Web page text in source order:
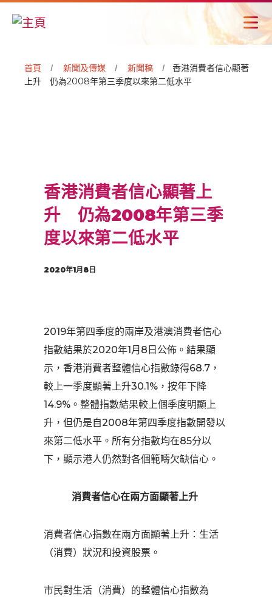
首頁 新聞及傳媒 新聞稿
香港消費者信心顯著
上升 仍為2008年第三季度以來第二低水平
香港消費者信心顯著上
升 仍為2008年第三季
度以來第二低水平
2020年1月8日
2019年第四季度的兩岸及港澳消費者信心
指數結果於2020年1月8日公佈。結果顯
示，香港消費者整體信心指數錄得68.7，
較上一季度顯著上升30.1%，按年下降
14.9%。整體指數結果較上個季度明顯上
升，但仍是自2008年第四季度指數開發以
來第二低水平。所有分指數均在85分以
下，顯示港人仍然對各個範疇欠缺信心。
消費者信心在兩方面顯著上升
消費者信心指數在兩方面顯著上升：生活
（消費）狀況和投資股票。
市民對生活（消費）的整體信心指數為